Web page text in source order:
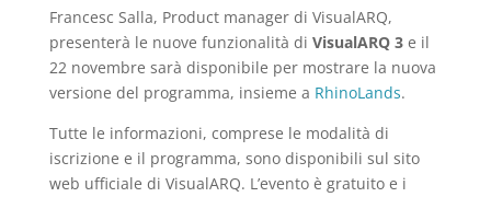
Francesc Salla, Product manager di VisualARQ,
presenterà le nuove funzionalità di VisualARQ 3e il
22 novembre sarà disponibile per mostrare la nuova
versione del programma, insieme a RhinoLands.
Tutte le informazioni, comprese le modalità di
iscrizione e il programma, sono disponibili sul sito
web ufficiale di VisualARQ. L’evento è gratuito e i